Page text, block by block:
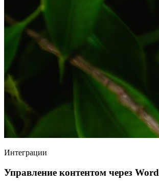
Интеграции
Управление контентом через